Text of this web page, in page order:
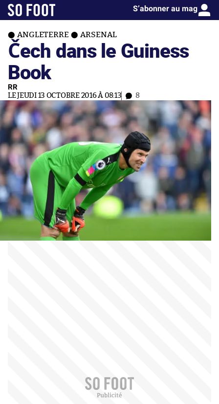
S’abonner au mag
ANGLETERRE ARSENAL
Čech dans le Guiness
Book
RR
LE JEUDI 13 OCTOBRE 2016 À 08:13 8